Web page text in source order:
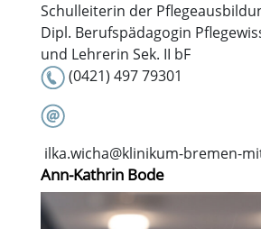
Schulleiterin der
Dipl. Berufspädagogin
und Lehrerin Sek. II bF
(0421) 497 79301
ilka.wicha@klinikum-bremen-
Ann-Kathrin Bode